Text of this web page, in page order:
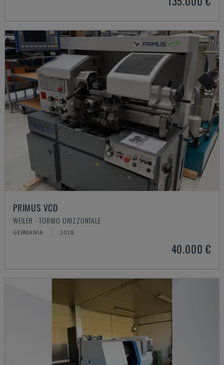
PRIMUS VCD
WEILER - TORNIO ORIZZONTALE
GERMANIA 2018
40.000 €